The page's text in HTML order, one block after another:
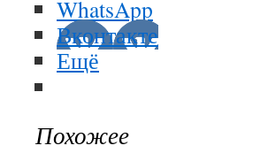
WhatsApp
Вконтакте
Ещё
Похожее